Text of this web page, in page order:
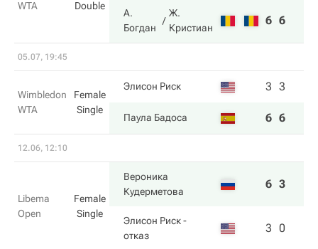
WTA Double
А.
Богдан
Ж.
Кристиан
6 6
05.07, 19:45
Wimbledon
WTA
Female
Single
Элисон Риск 3 3
Паула Бадоса 6 6
12.06, 12:10
Libema
Open
Female
Single
Вероника
Кудерметова
6 3
Элисон Риск-
отказ
3 0